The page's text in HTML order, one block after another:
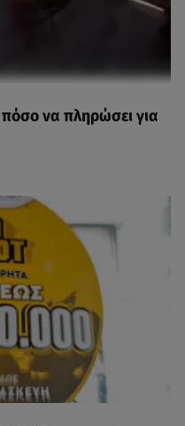
να πληρώσει για